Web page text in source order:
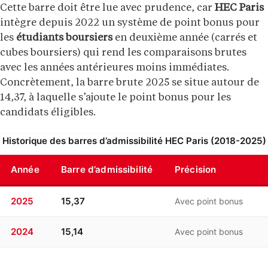
Cette barre doit être lue avec prudence, car HEC Paris
intègre depuis 2022 un système de point bonus pour
les étudiants boursiersen deuxième année (carrés et
cubes boursiers) qui rend les comparaisons brutes
avec les années antérieures moins immédiates.
Concrètement, la barre brute 2025 se situe autour de
14,37, à laquelle s’ajoute le point bonus pour les
candidats éligibles.
Historique des barres d’admissibilité HEC Paris (2018-2025)
Année Barre d’admissibilité Précision
2025 15,37 Avec point bonus
2024 15,14 Avec point bonus